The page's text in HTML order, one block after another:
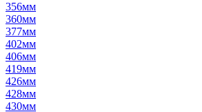
356мм
360мм
377мм
402мм
406мм
419мм
426мм
428мм
430мм